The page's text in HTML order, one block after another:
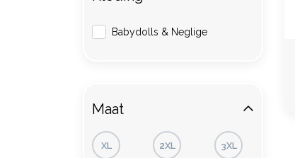
Babydolls & Neglige
Maat
XL 2XL 3XL